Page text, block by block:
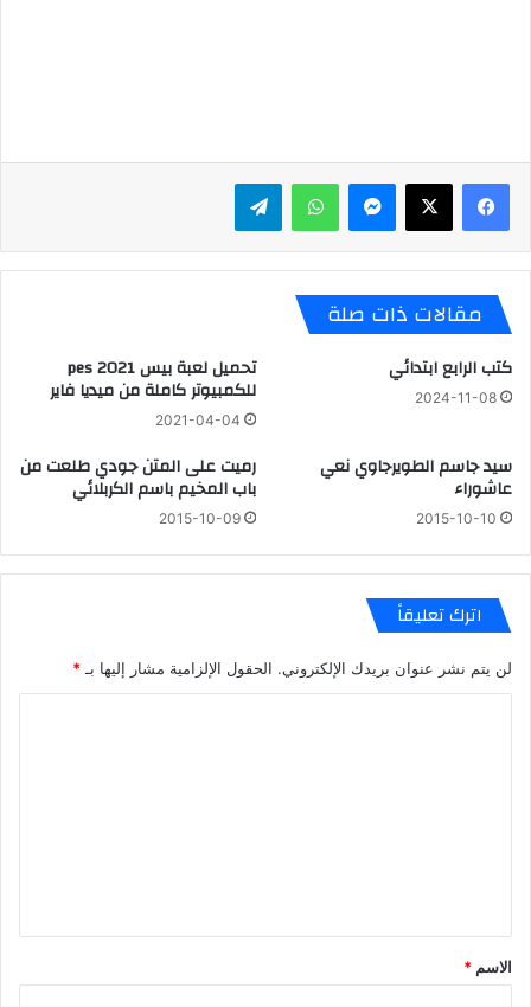
ماسنجر واتساب تيلقرام
مقالات ذات صلة
كتب الرابع ابتدائي
2024-11-08
تحميل لعبة بيس 2021 pes
للكمبيوتر كاملة من ميديا فاير
2021-04-04
سيد جاسم الطويرجاوي نعي
عاشوراء
2015-10-10
رميت على المتن جودي طلعت من
باب المخيم باسم الكربلائي
2015-10-09
اترك تعليقاً
لن يتم نشر عنوان بريدك الإلكتروني. الحقول الإلزامية مشار إليها بـ *
*
الاسم *